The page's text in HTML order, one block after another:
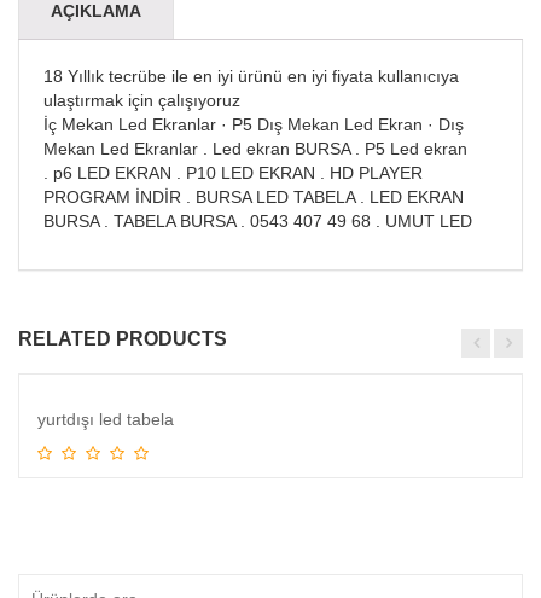
AÇIKLAMA
18 Yıllık tecrübe ile en iyi ürünü en iyi fiyata kullanıcıya
ulaştırmak için çalışıyoruz
‎İç Mekan Led Ekranlar · ‎P5 Dış Mekan Led Ekran · ‎Dış
Mekan Led Ekranlar . Led ekran BURSA . P5 Led ekran
. p6 LED EKRAN . P10 LED EKRAN . HD PLAYER
PROGRAM İNDİR . BURSA LED TABELA . LED EKRAN
BURSA . TABELA BURSA . 0543 407 49 68 . UMUT LED
RELATED PRODUCTS
yurtdışı led tabela